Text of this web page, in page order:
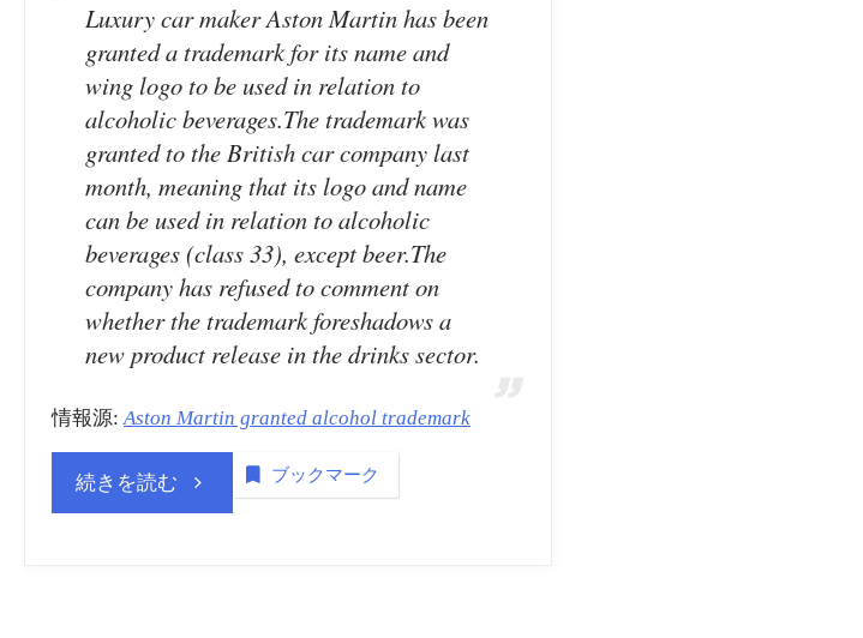
Luxury car maker Aston Martin has been
granted a trademark for its name and
wing logo to be used in relation to
alcoholic beverages.The trademark was
granted to the British car company last
month, meaning that its logo and name
can be used in relation to alcoholic
beverages (class 33), except beer.The
company has refused to comment on
whether the trademark foreshadows a
new product release in the drinks sector.
情報源:Aston Martin granted alcohol trademark
続きを読む “商 ブックマーク